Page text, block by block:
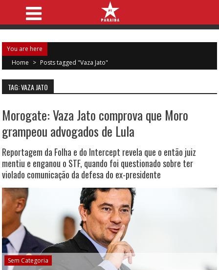
You are here
Home > Posts tagged "Vaza Jato"
TAG: VAZA JATO
Morogate: Vaza Jato comprova que Moro
grampeou advogados de Lula
Reportagem da Folha e do Intercept revela que o então juiz
mentiu e enganou o STF, quando foi questionado sobre ter
violado comunicação da defesa do ex-presidente
Sem Categoria